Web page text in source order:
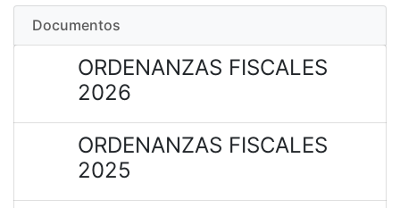
Documentos
ORDENANZAS FISCALES
2026
ORDENANZAS FISCALES
2025